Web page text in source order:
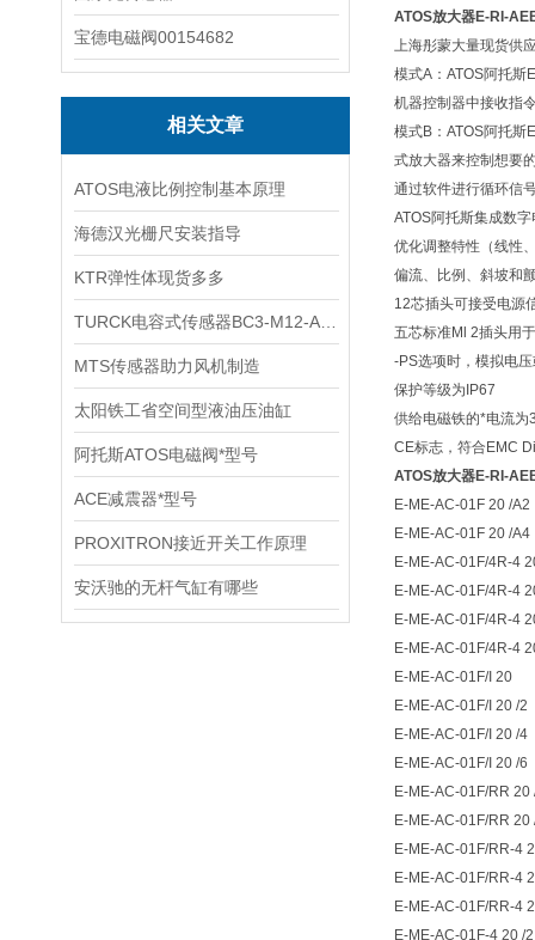
宝德电磁阀00154682
相关文章
ATOS电液比例控制基本原理
海德汉光栅尺安装指导
KTR弹性体现货多多
MTS传感器助力风机制造
太阳铁工省空间型液油压油缸
阿托斯ATOS电磁阀*型号
ACE减震器*型号
PROXITRON接近开关工作原理
安沃驰的无杆气缸有哪些
ATOS放大器E-RI-
上海彤蒙大量现货供
模式A：ATOS阿托
机器控制器中接收指
模式B：ATOS阿托斯
式放大器来控制想要
通过软件进行循环信
ATOS阿托斯集成数
优化调整特性（线性
偏流、比例、斜坡和
12芯插头可接受电源
五芯标准Ml 2插头用
-PS选项时，模拟电
保护等级为IP67
供给电磁铁的*电流为
CE标志，符合EMC
ATOS放大器E-RI-
E-ME-AC-01F 20 /A2
E-ME-AC-01F 20 /A4
E-ME-AC-01F/4R-4
E-ME-AC-01F/4R-4
E-ME-AC-01F/4R-4
E-ME-AC-01F/4R-4
E-ME-AC-01F/I 20
E-ME-AC-01F/I 20 /2
E-ME-AC-01F/I 20 /4
E-ME-AC-01F/I 20 /6
E-ME-AC-01F/RR 20
E-ME-AC-01F/RR 20
E-ME-AC-01F/RR-4
E-ME-AC-01F/RR-4
E-ME-AC-01F/RR-4
E-ME-AC-01F-4 20 /2